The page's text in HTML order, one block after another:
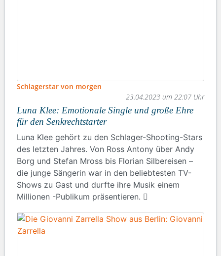
Schlagerstar von morgen
23.04.2023 um 22:07 Uhr
Luna Klee: Emotionale Single und große Ehre
für den Senkrechtstarter
Luna Klee gehört zu den Schlager-Shooting-Stars
des letzten Jahres. Von Ross Antony über Andy
Borg und Stefan Mross bis Florian Silbereisen –
die junge Sängerin war in den beliebtesten TV-
Shows zu Gast und durfte ihre Musik einem
Millionen -Publikum präsentieren.